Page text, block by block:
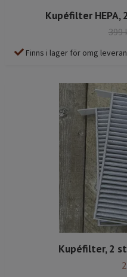
Kupéfilter HEPA,
399
Finns i lager för omg
Kupéfilter, 2